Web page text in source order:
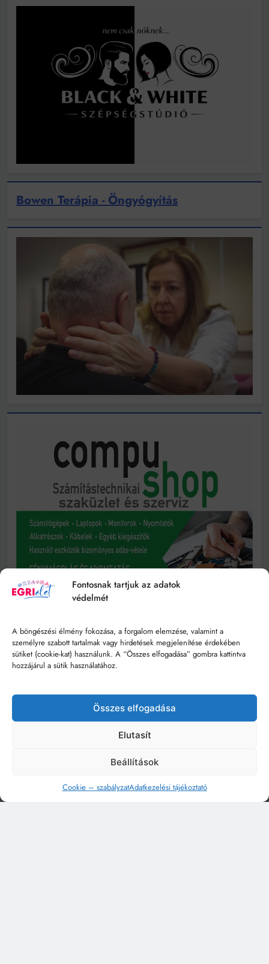
Fontosnak tartjuk az adatok
védelmét
A böngészési élmény fokozása, a forgalom elemzése, valamint a
személyre szabott tartalmak vagy hirdetések megjelenítése érdekében
sütiket (cookie-kat) használunk. A “Összes elfogadása” gombra kattintva
hozzájárul a sütik használatához.
Összes elfogadása
Elutasít
Beállítások
Cookie – szabályzatAdatkezelési tájékoztató
Bowen Terápia - Öngyógyítás